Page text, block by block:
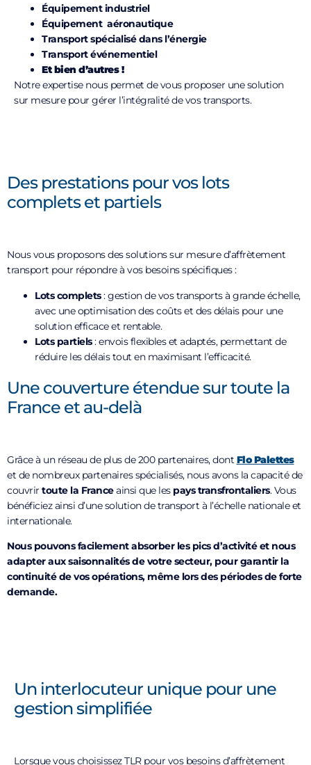
Équipement industriel
Équipement aéronautique
Transport spécialisé dans l’énergie
Transport événementiel
Et bien d’autres !
Notre expertise nous permet de vous proposer une solution
sur mesure pour gérer l’intégralité de vos transports.
Des prestations pour vos lots
complets et partiels
Nous vous proposons des solutions sur mesure d’affrètement
transport pour répondre à vos besoins spécifiques :
Lots complets: gestion de vos transports à grande échelle,
avec une optimisation des coûts et des délais pour une
solution efficace et rentable.
Lots partiels: envois flexibles et adaptés, permettant de
réduire les délais tout en maximisant l’efficacité.
Une couverture étendue sur toute la
France et au-delà
Grâce à un réseau de plus de 200 partenaires, dont Flo Palettes
et de nombreux partenaires spécialisés, nous avons la capacité de
couvrir toute la Franceainsi que les pays transfrontaliers. Vous
bénéficiez ainsi d’une solution de transport à l’échelle nationale et
internationale.
Nous pouvons facilement absorber les pics d’activité et nous
adapter aux saisonnalités de votre secteur, pour garantir la
continuité de vos opérations, même lors des périodes de forte
demande.
Un interlocuteur unique pour une
gestion simplifiée
Lorsque vous choisissez TLR pour vos besoins d’affrètement